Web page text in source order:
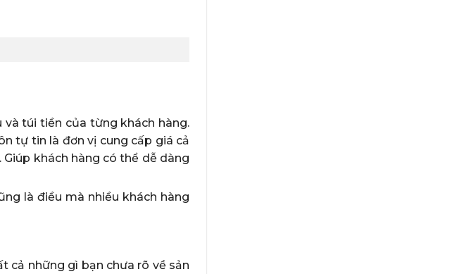
và túi tiền của từng khách hàng.
tự tin là đơn vị cung cấp giá cả
khách hàng có thể dễ dàng
là điều mà nhiều khách hàng
cả những gì bạn chưa rõ về sản